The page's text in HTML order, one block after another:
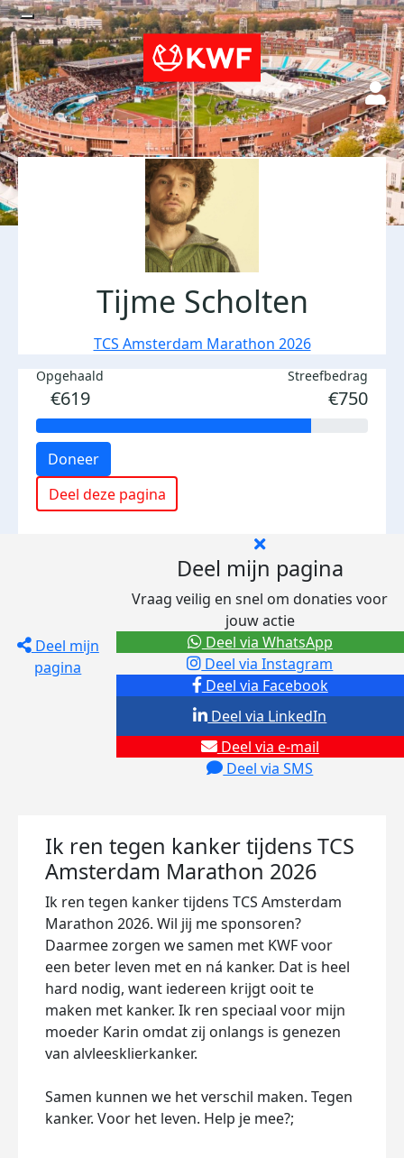
Tijme Scholten
TCS Amsterdam Marathon 2026
Opgehaald
€619
Streefbedrag
€750
Doneer
Deel deze pagina
Deel mijn
pagina
Deel mijn pagina
Vraag veilig en snel om donaties voor
jouw actie
Deel via Facebook
Deel via Instagram
Deel via e-mail
Deel via SMS
Deel via LinkedIn
Deel via WhatsApp
Ik ren tegen kanker tijdens TCS
Amsterdam Marathon 2026
Ik ren tegen kanker tijdens TCS Amsterdam
Marathon 2026. Wil jij me sponsoren?
Daarmee zorgen we samen met KWF voor
een beter leven met en ná kanker. Dat is heel
hard nodig, want iedereen krijgt ooit te
maken met kanker. Ik ren speciaal voor mijn
moeder Karin omdat zij onlangs is genezen
van alvleesklierkanker.
Samen kunnen we het verschil maken. Tegen
kanker. Voor het leven. Help je mee?;